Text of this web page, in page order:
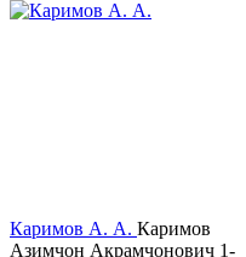
Каримов А. А. Каримов
Азимҷон Акрамҷонович 1-